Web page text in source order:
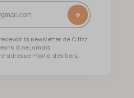
la newsletter de Citizz.
à ne jamais
adresse mail à des tiers.